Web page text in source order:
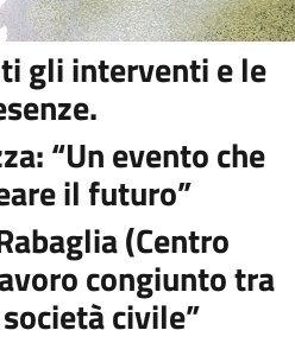
gli interventi e le
“Un evento che
il futuro”
(Centro
congiunto tra
civile”